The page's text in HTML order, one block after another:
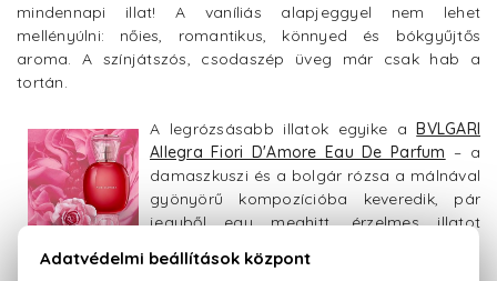
mindennapi illat! A vaníliás alapjeggyel nem lehet
mellényúlni: nőies, romantikus, könnyed és bókgyűjtős
aroma. A színjátszós, csodaszép üveg már csak hab a
tortán.
A legrózsásabb illatok egyike aBVLGARI
Allegra Fiori D'Amore Eau De Parfum – a
damaszkuszi és a bolgár rózsa a málnával
gyönyörű kompozícióba keveredik, pár
jegyből egy meghitt, érzelmes illatot
mediterrán hangulat átköszön a parfümön, ideális választás